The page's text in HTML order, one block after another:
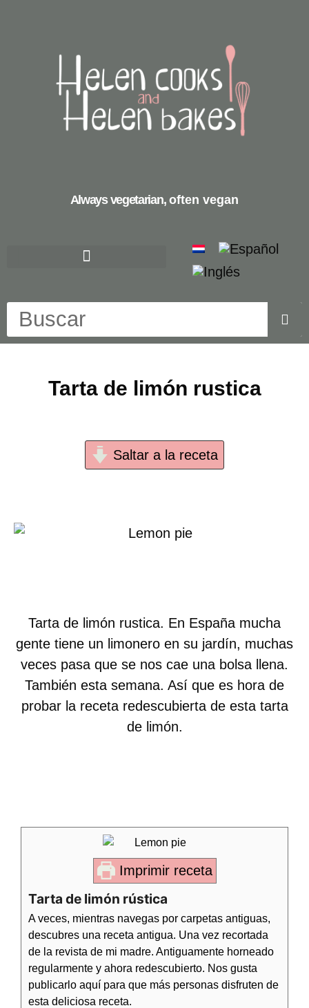
Always vegetarian, often vegan
Tarta de limón rustica
Saltar a la receta
Tarta de limón rustica. En España mucha
gente tiene un limonero en su jardín, muchas
veces pasa que se nos cae una bolsa llena.
También esta semana. Así que es hora de
probar la receta redescubierta de esta tarta
de limón.
Imprimir receta
Tarta de limón rústica
A veces, mientras navegas por carpetas antiguas,
descubres una receta antigua. Una vez recortada
de la revista de mi madre. Antiguamente horneado
regularmente y ahora redescubierto. Nos gusta
publicarlo aquí para que más personas disfruten de
esta deliciosa receta.